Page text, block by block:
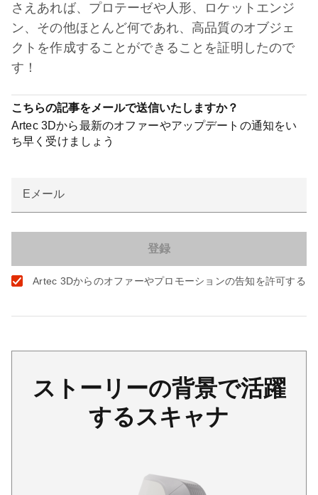
さえあれば、プロテーゼや人形、ロケットエンジ
ン、その他ほとんど何であれ、高品質のオブジェ
クトを作成することができることを証明したので
す！
こちらの記事をメールで送信いたしますか？
Artec 3Dから最新のオファーやアップデートの通知をい
ち早く受けましょう
Eメール
Artec 3Dからのオファーやプロモーションの告知を許可する
ストーリーの背景で活躍
するスキャナ